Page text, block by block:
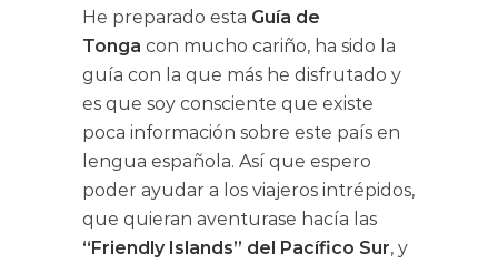
He preparado esta Guía de
Tonga con mucho cariño, ha sido la
guía con la que más he disfrutado y
es que soy consciente que existe
poca información sobre este país en
lengua española. Así que espero
poder ayudar a los viajeros intrépidos,
que quieran aventurase hacía las
“Friendly Islands” del Pacífico Sur, y